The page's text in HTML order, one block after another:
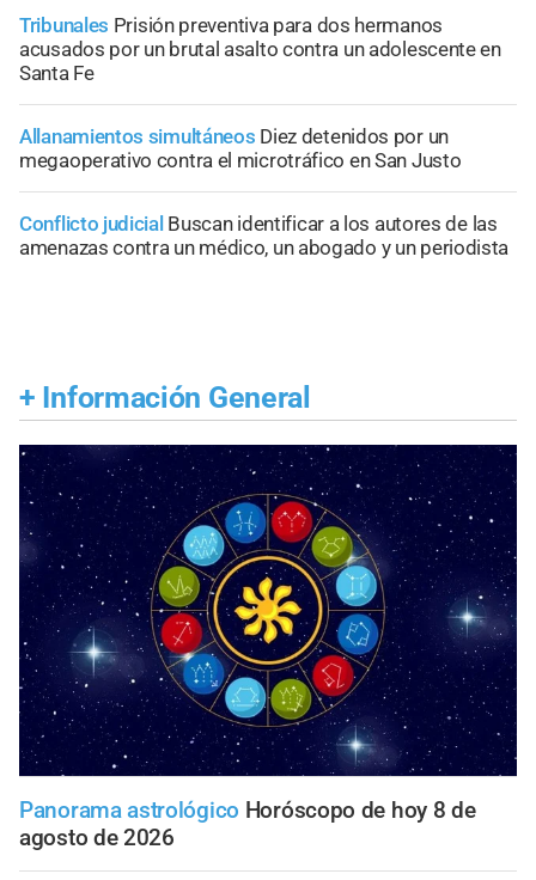
Tribunales Prisión preventiva para dos hermanos
acusados por un brutal asalto contra un adolescente en
Santa Fe
Allanamientos simultáneos Diez detenidos por un
megaoperativo contra el microtráfico en San Justo
Conflicto judicial Buscan identificar a los autores de las
amenazas contra un médico, un abogado y un periodista
+ Información General
Panorama astrológico Horóscopo de hoy 8 de
agosto de 2026